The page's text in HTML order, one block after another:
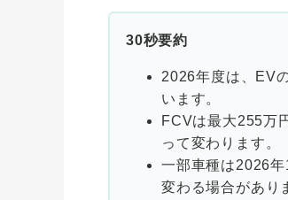
30秒要約
2026年度は、EV
います。
FCVは最大255万
って変わります。
一部車種は2026
変わる場合があり